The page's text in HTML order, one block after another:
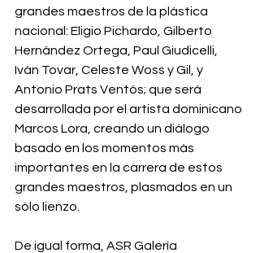
grandes maestros de la plástica
nacional: Eligio Pichardo, Gilberto
Hernández Ortega, Paul Giudicelli,
Iván Tovar, Celeste Woss y Gil, y
Antonio Prats Ventós; que será
desarrollada por el artista dominicano
Marcos Lora, creando un diálogo
basado en los momentos más
importantes en la carrera de estos
grandes maestros, plasmados en un
sólo lienzo.
De igual forma, ASR Galería